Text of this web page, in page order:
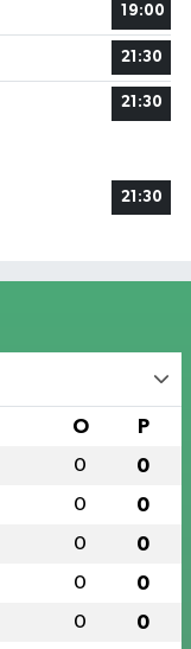
19:00
21:30
21:30
21:30
O P
0 0
0 0
0 0
0 0
0 0